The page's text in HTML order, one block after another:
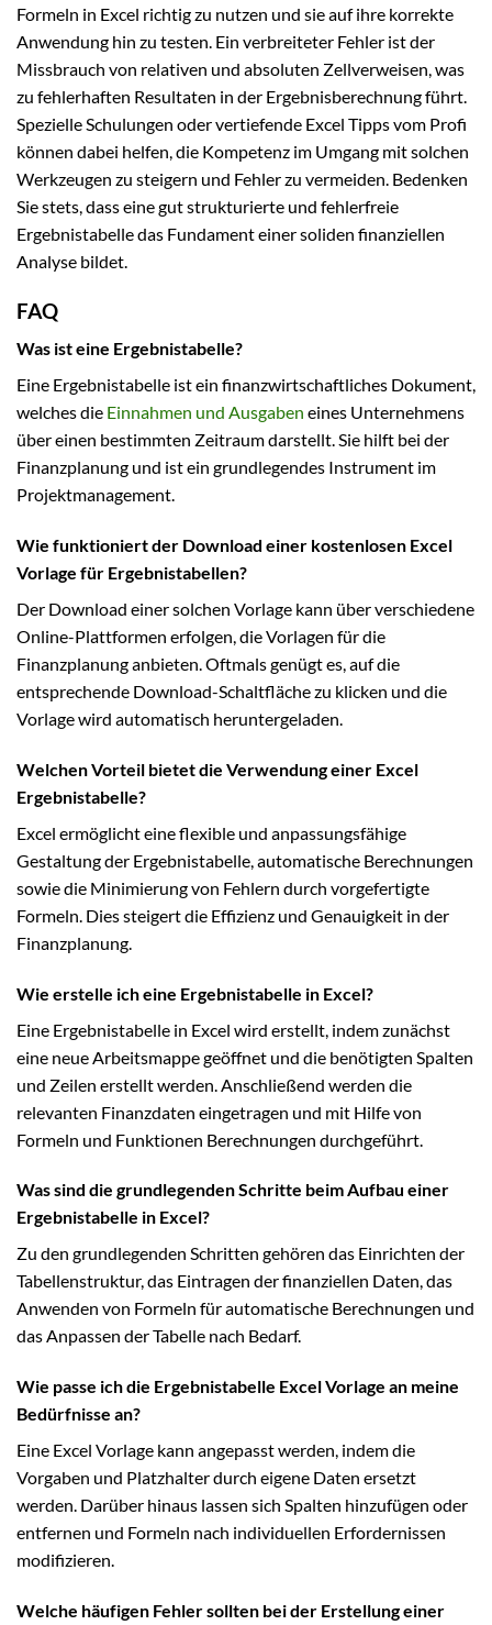
Formeln in Excel richtig zu nutzen und sie auf ihre korrekte
Anwendung hin zu testen. Ein verbreiteter Fehler ist der
Missbrauch von relativen und absoluten Zellverweisen, was
zu fehlerhaften Resultaten in der Ergebnisberechnung führt.
Spezielle Schulungen oder vertiefende Excel Tipps vom Profi
können dabei helfen, die Kompetenz im Umgang mit solchen
Werkzeugen zu steigern und Fehler zu vermeiden. Bedenken
Sie stets, dass eine gut strukturierte und fehlerfreie
Ergebnistabelle das Fundament einer soliden finanziellen
Analyse bildet.
FAQ
Was ist eine Ergebnistabelle?
Eine Ergebnistabelle ist ein finanzwirtschaftliches Dokument,
welches die Einnahmen und Ausgaben eines Unternehmens
über einen bestimmten Zeitraum darstellt. Sie hilft bei der
Finanzplanung und ist ein grundlegendes Instrument im
Projektmanagement.
Wie funktioniert der Download einer kostenlosen Excel
Vorlage für Ergebnistabellen?
Der Download einer solchen Vorlage kann über verschiedene
Online-Plattformen erfolgen, die Vorlagen für die
Finanzplanung anbieten. Oftmals genügt es, auf die
entsprechende Download-Schaltfläche zu klicken und die
Vorlage wird automatisch heruntergeladen.
Welchen Vorteil bietet die Verwendung einer Excel
Ergebnistabelle?
Excel ermöglicht eine flexible und anpassungsfähige
Gestaltung der Ergebnistabelle, automatische Berechnungen
sowie die Minimierung von Fehlern durch vorgefertigte
Formeln. Dies steigert die Effizienz und Genauigkeit in der
Finanzplanung.
Wie erstelle ich eine Ergebnistabelle in Excel?
Eine Ergebnistabelle in Excel wird erstellt, indem zunächst
eine neue Arbeitsmappe geöffnet und die benötigten Spalten
und Zeilen erstellt werden. Anschließend werden die
relevanten Finanzdaten eingetragen und mit Hilfe von
Formeln und Funktionen Berechnungen durchgeführt.
Was sind die grundlegenden Schritte beim Aufbau einer
Ergebnistabelle in Excel?
Zu den grundlegenden Schritten gehören das Einrichten der
Tabellenstruktur, das Eintragen der finanziellen Daten, das
Anwenden von Formeln für automatische Berechnungen und
das Anpassen der Tabelle nach Bedarf.
Wie passe ich die Ergebnistabelle Excel Vorlage an meine
Bedürfnisse an?
Eine Excel Vorlage kann angepasst werden, indem die
Vorgaben und Platzhalter durch eigene Daten ersetzt
werden. Darüber hinaus lassen sich Spalten hinzufügen oder
entfernen und Formeln nach individuellen Erfordernissen
modifizieren.
Welche häufigen Fehler sollten bei der Erstellung einer